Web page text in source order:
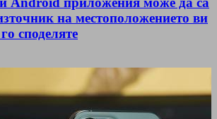
на местоположението ви
споделяте